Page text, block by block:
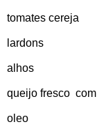
tomates cereja
lardons
alhos
queijo fresco
oleo